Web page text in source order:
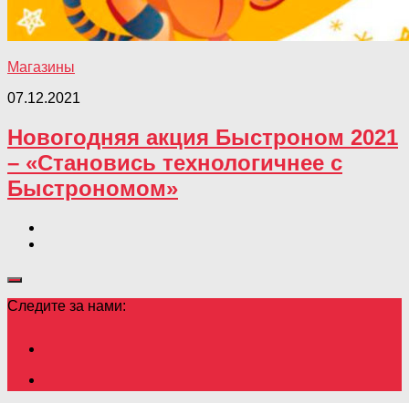
Магазины
07.12.2021
Новогодняя акция Быстроном 2021
– «Становись технологичнее с
Быстрономом»
Следите за нами: